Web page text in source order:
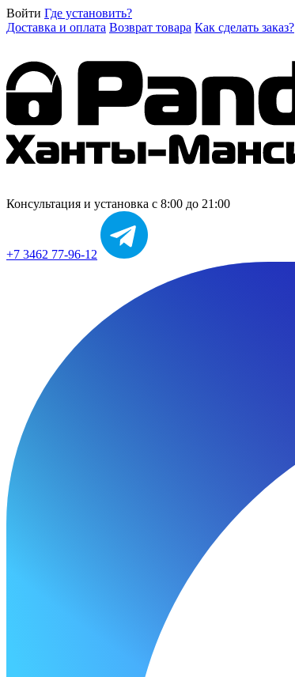
Войти Где установить?
Доставка и оплата Возврат товара Как сделать заказ?
Консультация и установка с 8:00 до 21:00
+7 3462 77-96-12